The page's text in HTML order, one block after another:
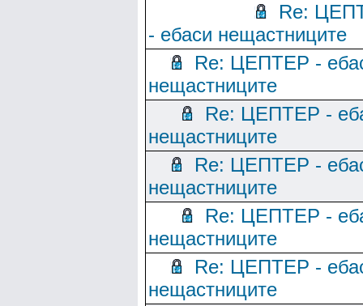
Re:
- ебаси нещастниците
Re: ЦЕПТЕР -
нещастниците
Re: ЦЕПТЕР -
нещастниците
Re: ЦЕПТЕР -
нещастниците
Re: ЦЕПТЕР -
нещастниците
Re: ЦЕПТЕР -
нещастниците